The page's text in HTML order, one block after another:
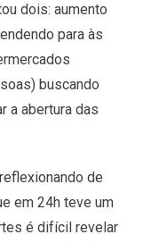
dois: aumento
para às
buscando
a abertura das
de
em 24h teve um
é difícil revelar